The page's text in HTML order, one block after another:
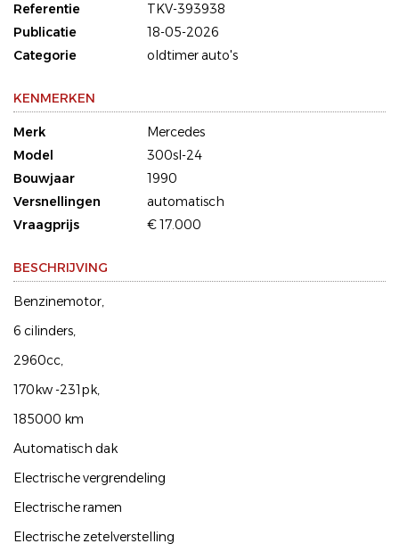
Referentie
TKV-393938
Publicatie
18-05-2026
Categorie
oldtimer auto's
KENMERKEN
Merk
Mercedes
Model
300sl-24
Bouwjaar
1990
Versnellingen
automatisch
Vraagprijs
€ 17.000
BESCHRIJVING
Benzinemotor,
6 cilinders,
2960cc,
170kw -231pk,
185000 km
Automatisch dak
Electrische vergrendeling
Electrische ramen
Electrische zetelverstelling